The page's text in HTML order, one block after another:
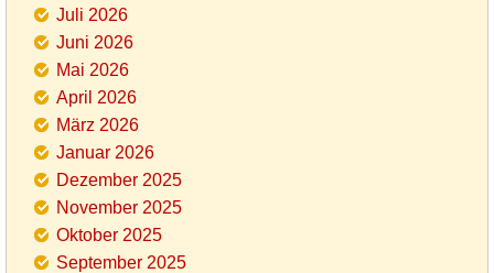
Juli 2026
Juni 2026
Mai 2026
April 2026
März 2026
Januar 2026
Dezember 2025
November 2025
Oktober 2025
September 2025